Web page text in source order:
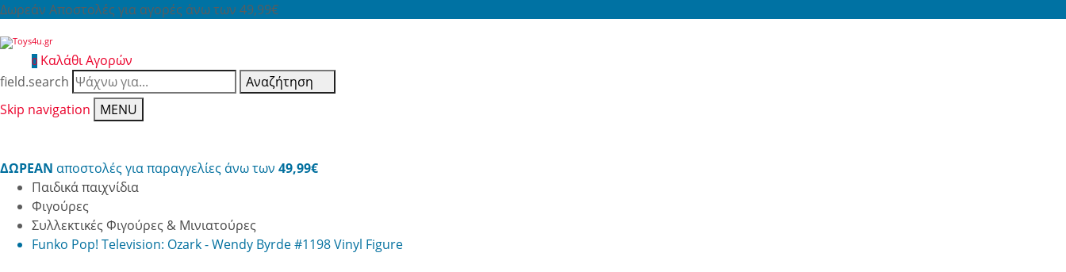
Δωρεάν Αποστολές για αγορές άνω των 49,99€
0 Καλάθι Αγορών
field.search
Αναζήτηση
Skip navigation
MENU
ΔΩΡΕΑΝ αποστολές για παραγγελίες άνω των 49,99€
Παιδικά παιχνίδια
Φιγούρες
Συλλεκτικές Φιγούρες & Μινιατούρες
Funko Pop! Television: Ozark - Wendy Byrde #1198 Vinyl Figure